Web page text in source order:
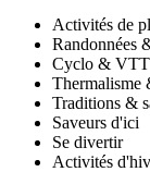
Activités de
Randonnées
Cyclo & VTT
Thermalisme
Traditions &
Saveurs d'ici
Se divertir
Activités